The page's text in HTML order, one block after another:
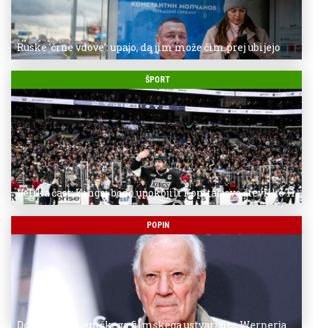
Ruske 'črne vdove': upajo, da jim može čim prej ubijejo
ŠPORT
Velika čast: Kingsi bodo upokojili Kopitarjevo številko 11
POPIN
Donostia za nemškega filmskega ustvarjalca Wernerja